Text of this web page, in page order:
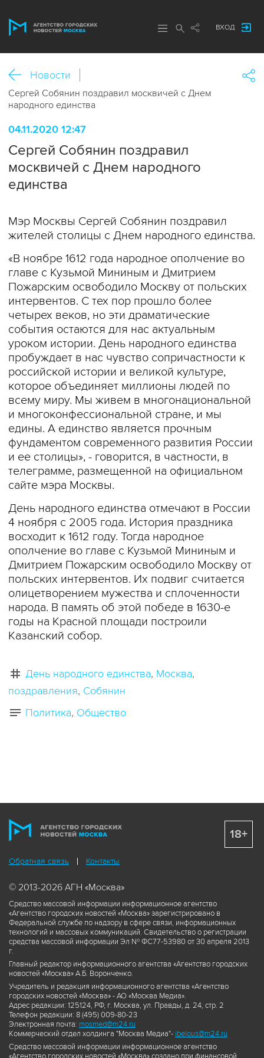
ВХОД
Новости
Сергей Собянин поздравил москвичей с Днем
народного единства
04.11.2020 12:47
Сергей Собянин поздравил
москвичей с Днем народного
единства
Мэр Москвы Сергей Собянин поздравил
жителей столицы с Днем народного единства.
«В ноябре 1612 года народное ополчение во
главе с Кузьмой Мининым и Дмитрием
Пожарским освободило Москву от польских
интервентов. С тех пор прошло более
четырех веков, но эти драматические
события остаются для нас актуальным
уроком истории. День народного единства
пробуждает в нас чувство сопричастности к
российской истории и великой культуре,
которое объединяет миллионы людей по
всему миру. Мы живем в многонациональной
и многоконфессиональной стране, и мы
едины. А единство является прочным
фундаментом современного развития России
и ее столицы», - говорится, в частности, в
телеграмме, размещенной на официальном
сайте мэра Москвы.
День народного единства отмечают в России
4 ноября с 2005 года. История праздника
восходит к 1612 году. Тогда народное
ополчение во главе с Кузьмой Мининым и
Дмитрием Пожарским освободило Москву от
польских интервентов. Их подвиг считается
олицетворением мужества и сплоченности
народа. В память об этой победе в 1630-е
годы на Красной площади построили
Казанский собор.​​
День народного единства Москва
поздравления Собянин
Политика Общество
Обратная связь Контакты
© 2013-2026 АГН «Москва»
Средство массовой информации информационное агентство
«Агентство городских новостей «Москва» зарегистрировано в
Федеральной службе по надзору в сфере связи, информационных
технологий и массовых коммуникаций. Свидетельство о регистрации
средства массовой информации Эл № ФС77-53980 от 30 апреля 2013
г.
Главный редактор информационного агентства «Агентство городских
новостей «Москва» А.Б. Воронченко.
Учредитель и редакция информационного агентства «Агентство
городских новостей «Москва» - АО «Москва Медиа».
Адрес редакции: 125124, РФ, г. Москва, ул. Правды, д. 24, стр. 2
Телефон редакции: 8 (495) 009-80-23
Электронная почта: mosmed@m24.ru
Коммерческий отдел холдинга "Москва Медиа"- ibelous@m24.ru
Средство массовой информации информационное агентство
18+